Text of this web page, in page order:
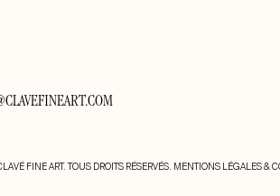
FINE ART. TOUS DROITS RÉSERVÉS. MENTIONS LÉGALES &